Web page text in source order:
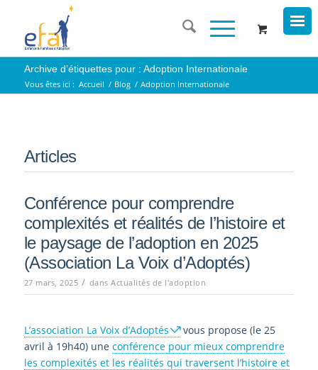
Archive d’étiquettes pour : Adoption Internationale
Vous êtes ici : Accueil / Blog / Adoption Internationale
Articles
Conférence pour comprendre
complexités et réalités de l’histoire et
le paysage de l’adoption en 2025
(Association La Voix d’Adoptés)
27 mars, 2025 / dansActualités de l'adoption
L’association La Voix d’Adoptés
vous propose (le 25
avril à 19h40) une conférence pour mieux comprendre
les complexités et les réalités qui traversent l’histoire et